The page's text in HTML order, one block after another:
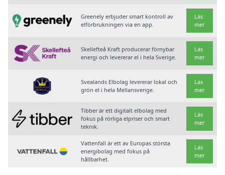
Greenely erbjuder smart kontroll av
elförbrukningen via en app.
Läs
mer
Skellefteå Kraft producerar förnybar
energi och levererar el i hela Sverige.
Läs
mer
Svealands Elbolag levererar lokal och
grön el i hela Mellansverige.
Läs
mer
Tibber är ett digitalt elbolag med
fokus på rörliga elpriser och smart
teknik.
Läs
mer
Vattenfall är ett av Europas största
energibolag med fokus på
hållbarhet.
Läs
mer